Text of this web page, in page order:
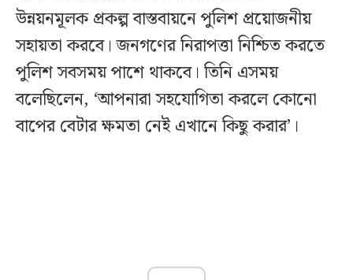
উন্নয়নমূলক প্রকল্প বাস্তবায়নে পুলিশ প্রয়োজনীয়
সহায়তা করবে। জনগণের নিরাপত্তা নিশ্চিত করতে
পুলিশ সবসময় পাশে থাকবে। তিনি এসময়
বলেছিলেন, ‘আপনারা সহযোগিতা করলে কোনো
বাপের বেটার ক্ষমতা নেই এখানে কিছু করার’।